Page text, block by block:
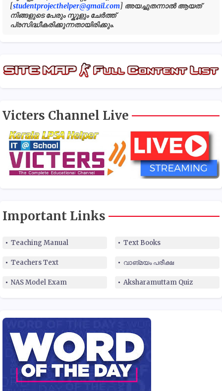
[studentprojecthelper@gmail.com] അയച്ചുതന്നാൽ ആയത്
നിങ്ങളുടെ പേരും സ്കൂളും ചേർത്ത്
പ്രസിദ്ധീകരിക്കുന്നതായിരിക്കും.
Victers Channel Live
Important Links
Teaching Manual Text Books
Teachers Text വാങ്മയം പരീക്ഷ
NAS Model Exam Aksharamuttam Quiz